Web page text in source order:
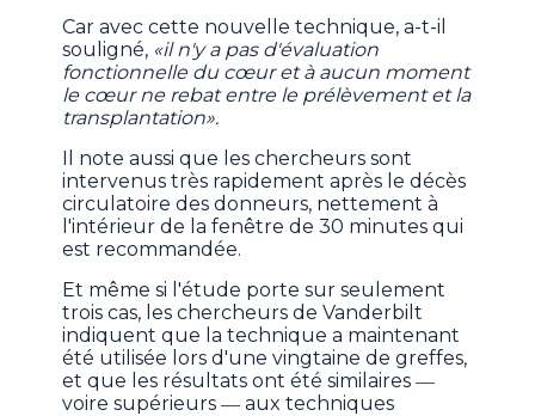
Car avec cette nouvelle technique, a-t-il
souligné, «il n'y a pas d'évaluation
fonctionnelle du cœur et à aucun moment
le cœur ne rebat entre le prélèvement et la
transplantation».
Il note aussi que les chercheurs sont
intervenus très rapidement après le décès
circulatoire des donneurs, nettement à
l'intérieur de la fenêtre de 30 minutes qui
est recommandée.
Et même si l'étude porte sur seulement
trois cas, les chercheurs de Vanderbilt
indiquent que la technique a maintenant
été utilisée lors d'une vingtaine de greffes,
et que les résultats ont été similaires ―
voire supérieurs ― aux techniques